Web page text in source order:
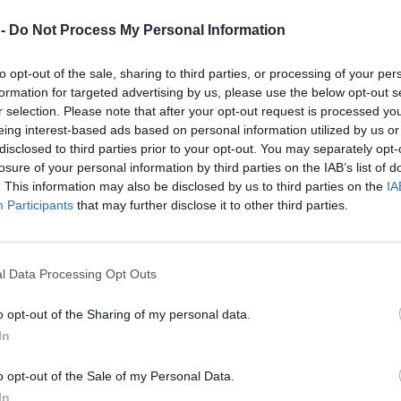
Do Not Process My Personal Information
opt-out of the sale, sharing to third parties, or processing of your
for targeted advertising by us, please use the below opt-out
selection. Please note that after your opt-out request is processed
interest-based ads based on personal information utilized by us
to third parties prior to your opt-out. You may separately
of your personal information by third parties on the IAB’s list of
This information may also be disclosed by us to third parties on the
Participants that may further disclose it to other third parties.
Data Processing Opt Outs
opt-out of the Sharing of my personal data.
opt-out of the Sale of my Personal Data.
Κίνα. «Για τον λόγο αυτό οι ΗΠΑ διατηρούν εδώ και
ο Τζινγκ σχολίασε ότι η αμερικανική πολιτική
– Ειρηνικού έχει στόχο «να δημιουργήσει διχασμό,
και να υπονομεύσει τη σταθερότητα».
τα εγωιστικά γεωπολιτικά συμφέροντα των ΗΠΑ και
της ιστορίας και τις κοινές προσδοκίες των χωρών
το στίγμα του πώς η Κίνα ερμηνεύει τις
ΜΠΕ